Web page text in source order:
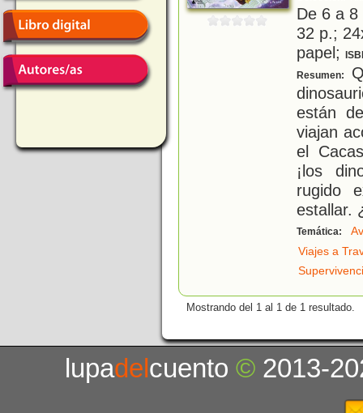
De 6 a
32 p.;
papel;
Resumen:
están
viajan
el
¡los
rugido
estallar.
Temática:
Viajes a
Mostrando del 1 al 1 de 1 resultado.
lupadelcuento© 2013-